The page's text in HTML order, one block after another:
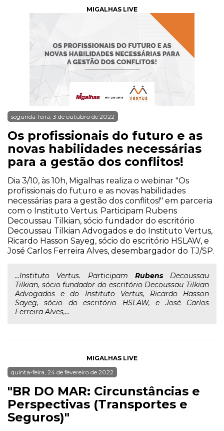
MIGALHAS LIVE
segunda-feira, 3 de outubro de 2022
Os profissionais do futuro e as
novas habilidades necessárias
para a gestão dos conflitos!
Dia 3/10, às 10h, Migalhas realiza o webinar "Os
profissionais do futuro e as novas habilidades
necessárias para a gestão dos conflitos!" em parceria
com o Instituto Vertus. Participam Rubens
Decoussau Tilkian, sócio fundador do escritório
Decoussau Tilkian Advogados e do Instituto Vertus,
Ricardo Hasson Sayeg, sócio do escritório HSLAW, e
José Carlos Ferreira Alves, desembargador do TJ/SP.
...Instituto Vertus. Participam RubensDecoussau
Tilkian, sócio fundador do escritório Decoussau Tilkian
Advogados e do Instituto Vertus, Ricardo Hasson
Sayeg, sócio do escritório HSLAW, e José Carlos
Ferreira Alves,...
MIGALHAS LIVE
quinta-feira, 24 de fevereiro de 2022
"BR DO MAR: Circunstâncias e
Perspectivas (Transportes e
Seguros)"